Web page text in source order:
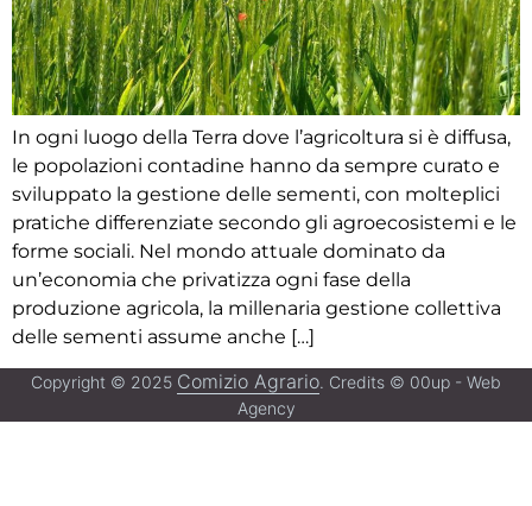
In ogni luogo della Terra dove l’agricoltura si è diffusa,
le popolazioni contadine hanno da sempre curato e
sviluppato la gestione delle sementi, con molteplici
pratiche differenziate secondo gli agroecosistemi e le
forme sociali. Nel mondo attuale dominato da
un’economia che privatizza ogni fase della
produzione agricola, la millenaria gestione collettiva
delle sementi assume anche […]
Copyright © 2025 Comizio Agrario. Credits © 00up - Web
Agency